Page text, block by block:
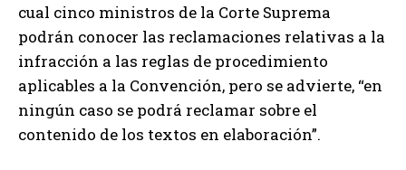
cual cinco ministros de la Corte Suprema
podrán conocer las reclamaciones relativas a la
infracción a las reglas de procedimiento
aplicables a la Convención, pero se advierte, “en
ningún caso se podrá reclamar sobre el
contenido de los textos en elaboración”.